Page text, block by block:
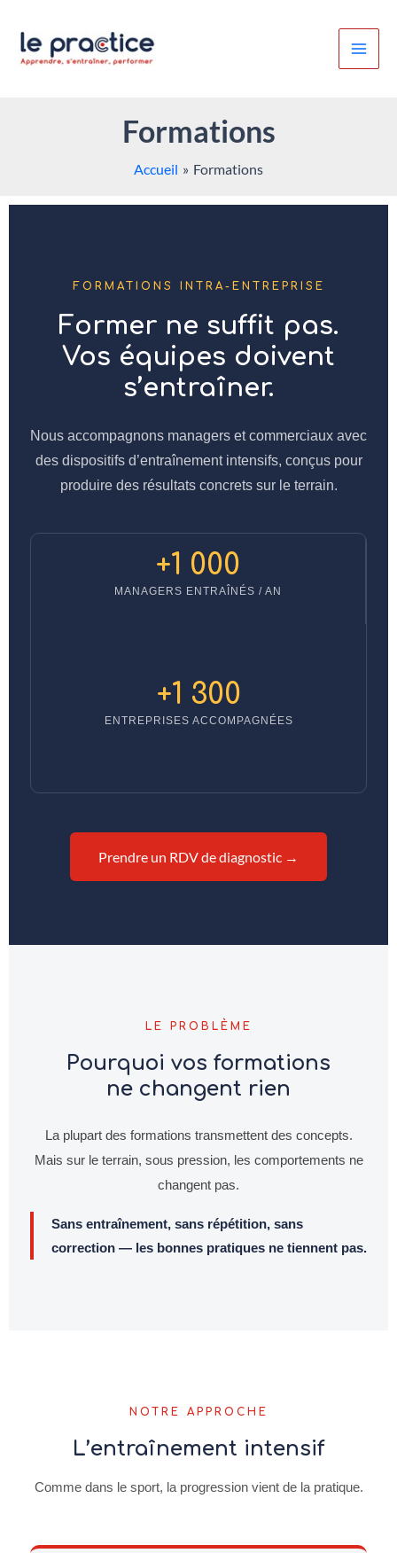
contenu
Formations
Accueil Formations
FORMATIONS INTRA-ENTREPRISE
Former ne suffit pas.
Vos équipes doivent
s’entraîner.
Nous accompagnons managers et commerciaux avec
des dispositifs d’entraînement intensifs, conçus pour
produire des résultats concrets sur le terrain.
+1 000
MANAGERS ENTRAÎNÉS / AN
+1 300
ENTREPRISES ACCOMPAGNÉES
Prendre un RDV de diagnostic →
LE PROBLÈME
Pourquoi vos formations
ne changent rien
La plupart des formations transmettent des concepts.
Mais sur le terrain, sous pression, les comportements ne
changent pas.
Sans entraînement, sans répétition, sans
correction — les bonnes pratiques ne tiennent pas.
NOTRE APPROCHE
L’entraînement intensif
Comme dans le sport, la progression vient de la pratique.